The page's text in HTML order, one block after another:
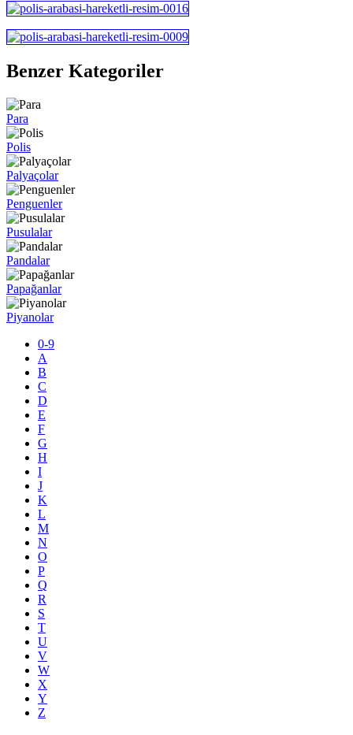
Benzer Kategoriler
Para
Polis
Palyaçolar
Penguenler
Pusulalar
Pandalar
Papağanlar
Piyanolar
0-9
A
B
C
D
E
F
G
H
I
J
K
L
M
N
O
P
Q
R
S
T
U
V
W
X
Y
Z